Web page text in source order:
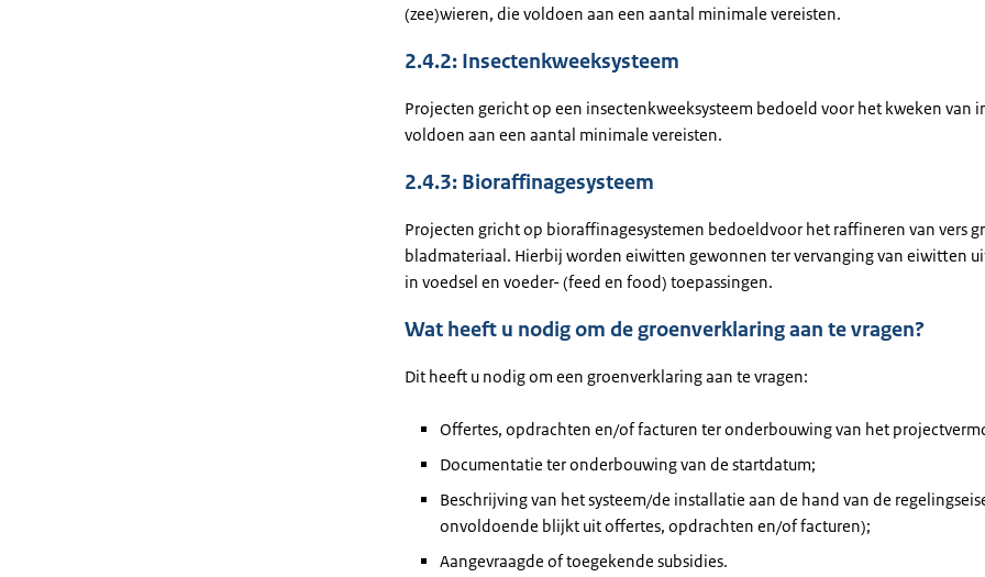
(zee)wieren, die voldoen aan een aantal minimale vereisten.
2.4.2: Insectenkweeksysteem
Projecten gericht op een insectenkweeksysteem bedoeld voor het kweken van
voldoen aan een aantal minimale vereisten.
2.4.3: Bioraffinagesysteem
Projecten gricht op bioraffinagesystemen bedoeldvoor het raffineren van vers
bladmateriaal. Hierbij worden eiwitten gewonnen ter vervanging van eiwitten
in voedsel en voeder- (feed en food) toepassingen.
Wat heeft u nodig om de groenverklaring aan te vragen?
Dit heeft u nodig om een groenverklaring aan te vragen:
Offertes, opdrachten en/of facturen ter onderbouwing van het
Documentatie ter onderbouwing van de startdatum;
Beschrijving van het systeem/de installatie aan de hand van de
onvoldoende blijkt uit offertes, opdrachten en/of facturen);
Aangevraagde of toegekende subsidies.